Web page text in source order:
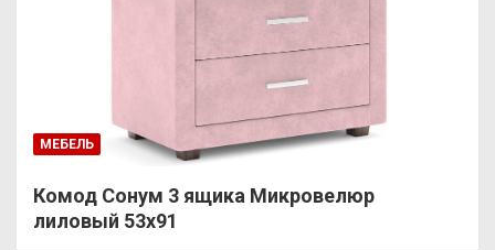
МЕБЕЛЬ
Комод Сонум 3 ящика Микровелюр
лиловый 53х91